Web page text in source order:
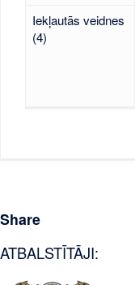
Iekļautās veidnes
(4)
Share
ATBALSTĪTĀJI: